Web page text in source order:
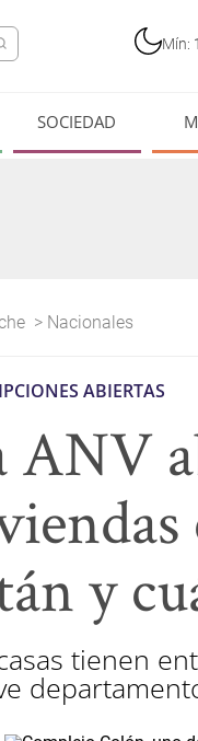
Mín:
SOCIEDAD
> Nacionales
ABIERTAS
ANV
y
tienen